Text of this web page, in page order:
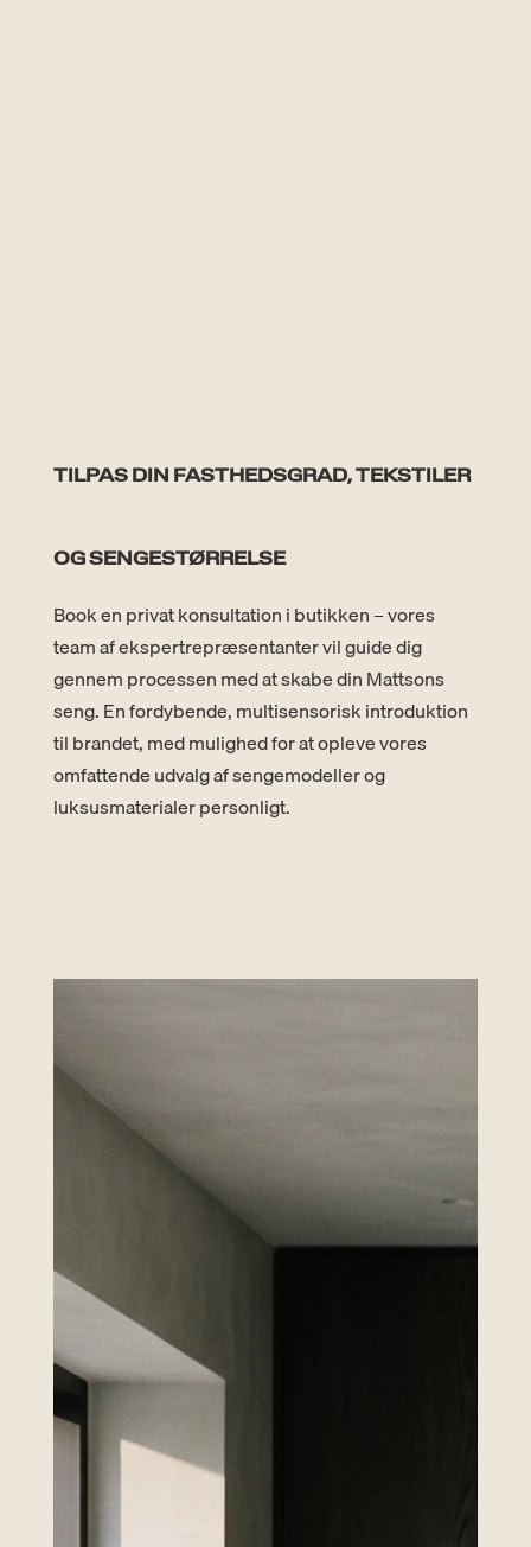
TILPAS DIN FASTHEDSGRAD, TEKSTILER
OG SENGESTØRRELSE
Book en privat konsultation i butikken – vores
team af ekspertrepræsentanter vil guide dig
gennem processen med at skabe din Mattsons
seng. En fordybende, multisensorisk introduktion
til brandet, med mulighed for at opleve vores
omfattende udvalg af sengemodeller og
luksusmaterialer personligt.